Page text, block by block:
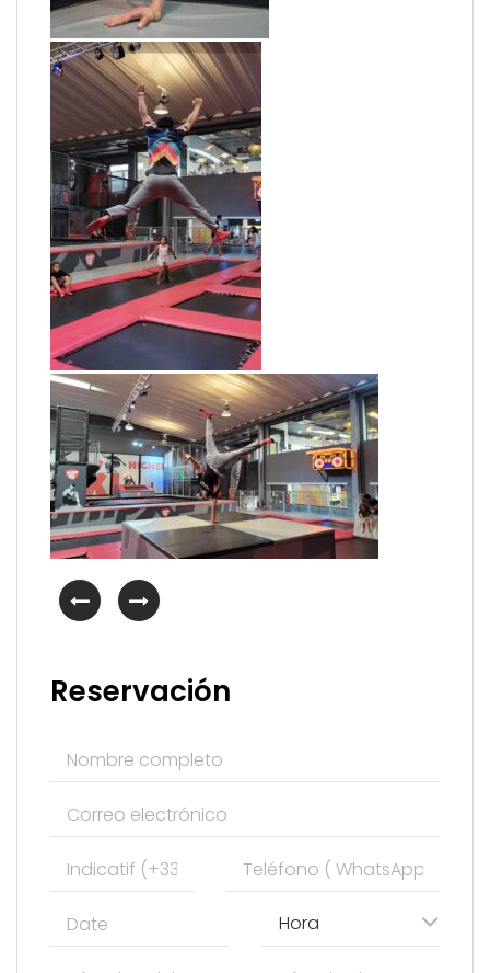
Reservación
Hora